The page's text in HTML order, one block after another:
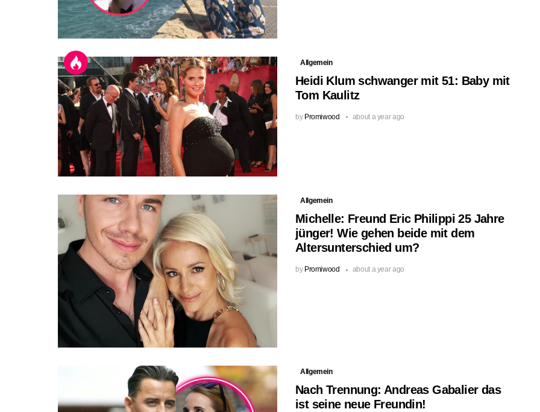
Allgemein
Heidi Klum schwanger mit 51: Baby mit
Tom Kaulitz
by Promiwood about a year ago
Allgemein
Michelle: Freund Eric Philippi 25 Jahre
jünger! Wie gehen beide mit dem
Altersunterschied um?
by Promiwood about a year ago
Allgemein
Nach Trennung: Andreas Gabalier das
ist seine neue Freundin!